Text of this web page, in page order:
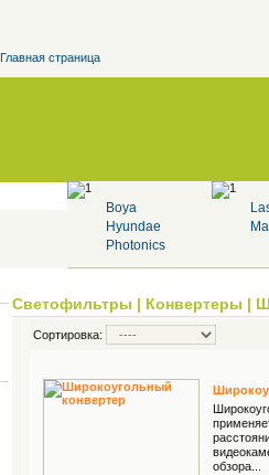
Главная страница
Boya
Hyundae
Photonics
Светофильтры | Конвертеры |
Сортировка:
обзора...